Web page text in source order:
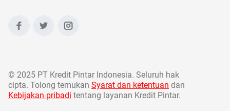
© 2025 PT Kredit Pintar Indonesia. Seluruh hak
cipta. Tolong temukan Syarat dan ketentuan dan
Kebijakan pribadi tentang layanan Kredit Pintar.